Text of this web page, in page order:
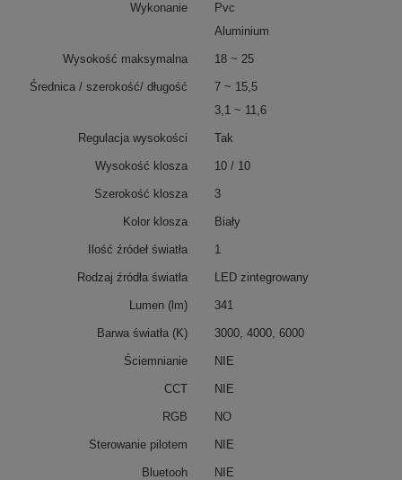
Wykonanie
Pvc
Aluminium
Wysokość maksymalna 18 ~ 25
Średnica / szerokość/ długość
7 ~ 15,5
3,1 ~ 11,6
Regulacja wysokości Tak
Wysokość klosza 10 / 10
Szerokość klosza 3
Kolor klosza Biały
Ilość źródeł światła 1
Rodzaj źródła światła LED zintegrowany
Lumen (lm) 341
Barwa światła (K) 3000, 4000, 6000
Ściemnianie NIE
CCT NIE
RGB NO
Sterowanie pilotem NIE
Bluetooh NIE